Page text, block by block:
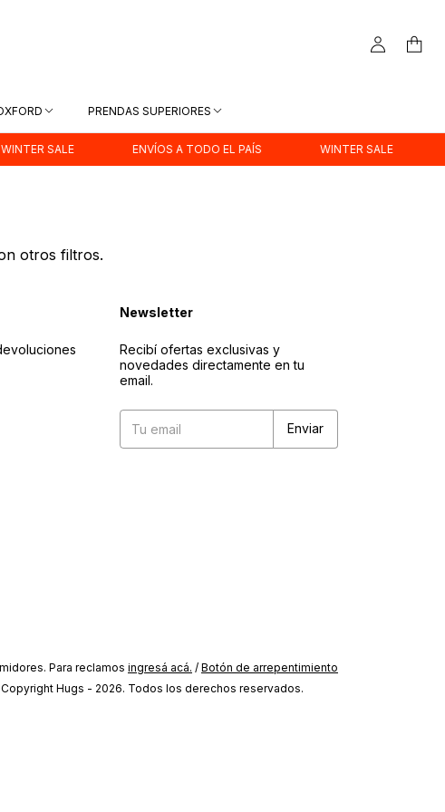
PRENDAS SUPERIORES
SALE ENVÍOS A TODO EL PAÍS WINTER SALE
otros filtros.
Newsletter
Recibí ofertas exclusivas y
novedades directamente en tu
email.
Para reclamos ingresá acá. / Botón de arrepentimiento
Copyright Hugs - 2026. Todos los derechos reservados.